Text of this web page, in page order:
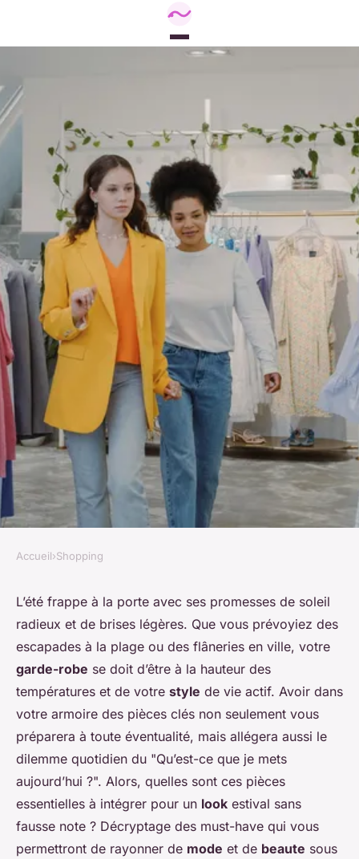
SHOPPING
Quels sont les essentiels à
avoir dans une garde-robe
d'été ?
Raphaël•7 janvier 2024•5 min de lecture
Accueil›Shopping
L’été frappe à la porte avec ses promesses de soleil
radieux et de brises légères. Que vous prévoyiez des
escapades à la plage ou des flâneries en ville, votre
garde-robe se doit d’être à la hauteur des
températures et de votre style de vie actif. Avoir dans
votre armoire des pièces clés non seulement vous
préparera à toute éventualité, mais allégera aussi le
dilemme quotidien du "Qu’est-ce que je mets
aujourd’hui ?". Alors, quelles sont ces pièces
essentielles à intégrer pour un look estival sans
fausse note ? Décryptage des must-have qui vous
permettront de rayonner de mode et de beaute sous